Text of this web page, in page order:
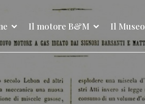
Il motore B&M Il Museo